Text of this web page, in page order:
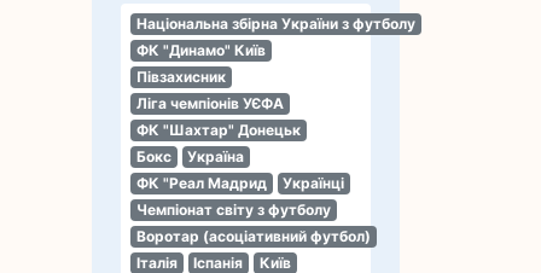
Національна збірна України з футболу
ФК "Динамо" Київ
Півзахисник
Ліга чемпіонів УЄФА
ФК "Шахтар" Донецьк
Бокс
Україна
ФК "Реал Мадрид
Українці
Чемпіонат світу з футболу
Воротар (асоціативний футбол)
Італія
Іспанія
Київ